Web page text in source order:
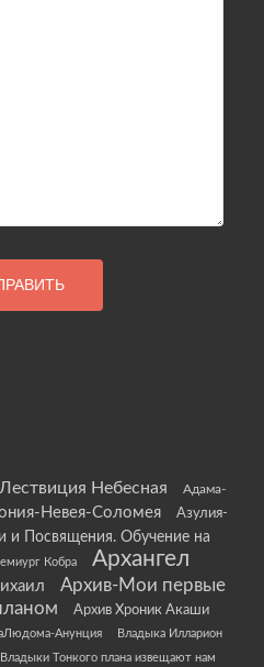
Небесная
Адама-
Невея-Соломея
Азулия-
и Посвящения. Обучение на
Кобра
Архангел
Архив-Мои первые
Архив Хроник Акаши
Анунция Владыка Илларион
Владыки Тонкого плана извещают нам